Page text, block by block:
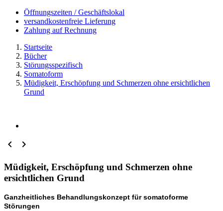
Öffnungszeiten / Geschäftslokal
versandkostenfreie Lieferung
Zahlung auf Rechnung
Startseite
Bücher
Störungsspezifisch
Somatoform
Müdigkeit, Erschöpfung und Schmerzen ohne ersichtlichen
Grund
 
Müdigkeit, Erschöpfung und Schmerzen ohne
ersichtlichen Grund
Ganzheitliches Behandlungskonzept für somatoforme
Störungen